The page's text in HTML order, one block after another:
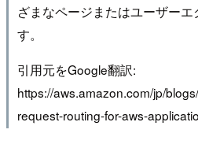
ざまなページまたはユーザー
す。
引用元をGoogle翻訳:
https://aws.amazon.com/jp/
request-routing-for-aws-